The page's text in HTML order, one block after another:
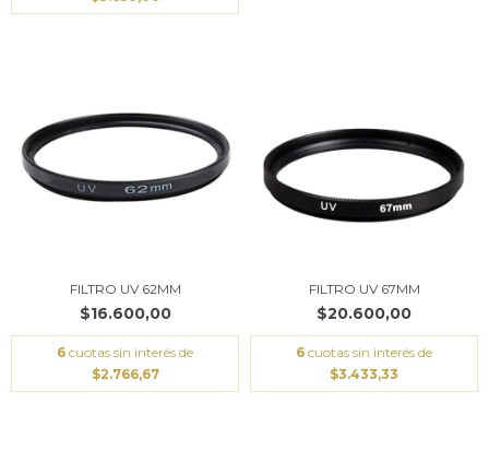
FILTRO UV 62MM
$16.600,00
6 cuotas sin interés de
$2.766,67
FILTRO UV 67MM
$20.600,00
6 cuotas sin interés de
$3.433,33